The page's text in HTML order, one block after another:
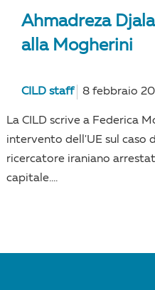
Ahmadreza
alla Mogherini
CILD staff 8 febbraio
La CILD scrive a Federica
intervento dell'UE sul caso
ricercatore iraniano
capitale....